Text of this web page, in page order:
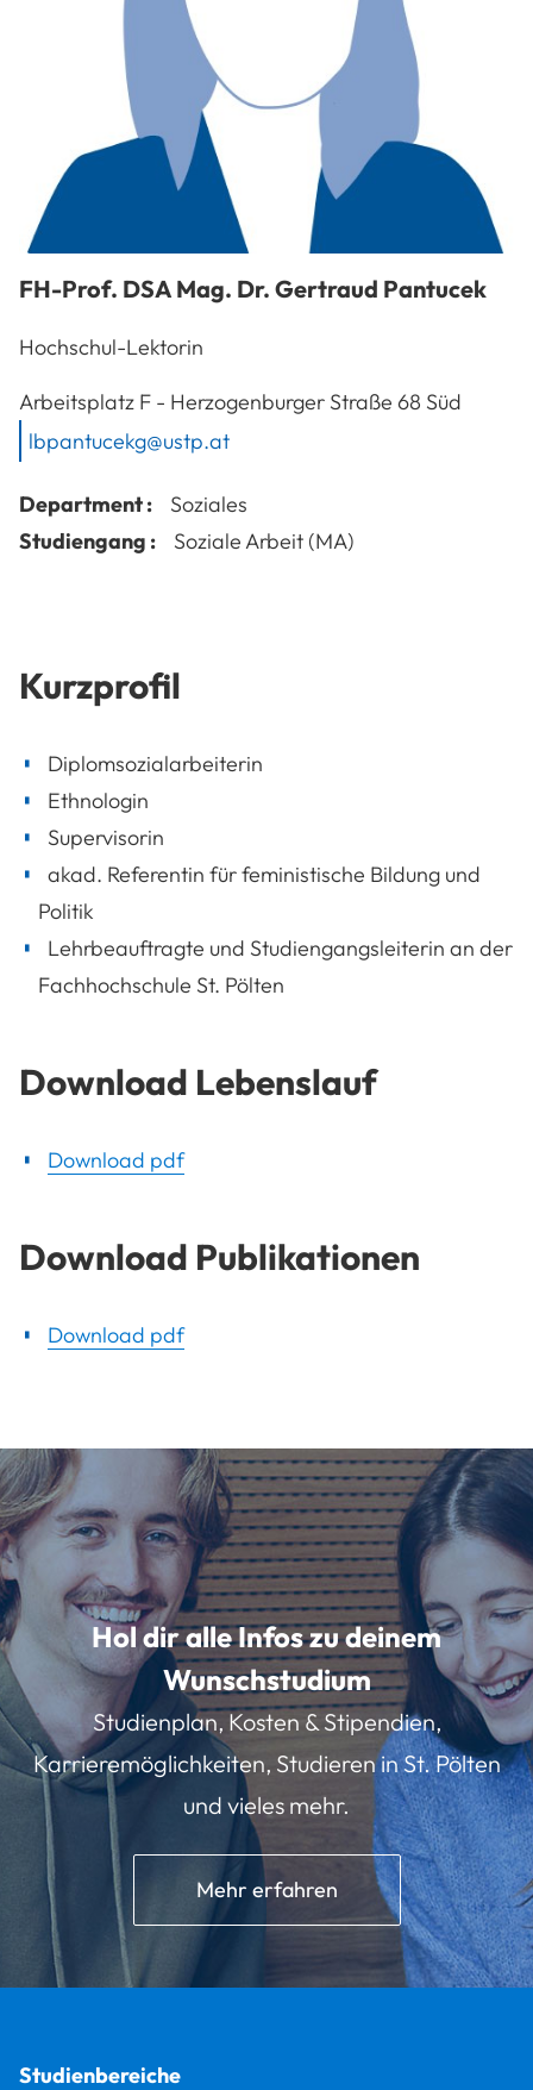
FH-Prof. DSA Mag. Dr. Gertraud Pantucek
Hochschul-Lektorin
Arbeitsplatz F - Herzogenburger Straße 68 Süd
lbpantucekg@ustp.at
Department :
Soziales
Studiengang :
Soziale Arbeit (MA)
Kurzprofil
Diplomsozialarbeiterin
Ethnologin
Supervisorin
akad. Referentin für feministische Bildung und
Politik
Lehrbeauftragte und Studiengangsleiterin an der
Fachhochschule St. Pölten
Download Lebenslauf
Download pdf
Download Publikationen
Download pdf
Hol dir alle Infos zu deinem
Wunschstudium
Studienplan, Kosten & Stipendien,
Karrieremöglichkeiten, Studieren in St. Pölten
und vieles mehr.
Mehr erfahren
Studienbereiche